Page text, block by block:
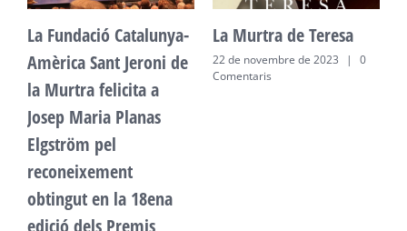
La Fundació Catalunya-
Amèrica Sant Jeroni de
la Murtra felicita a
Josep Maria Planas
Elgström pel
reconeixement
obtingut en la 18ena
edició dels Premis
La Murtra de Teresa
22 de novembre de 2023 |
0
Comentaris